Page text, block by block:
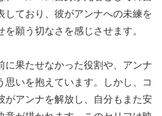
しており、彼がアンナへの未練を
願う切なさを感じさせます。
に果たせなかった役割や、アンナ
思いを抱えています。しかし、コ
がアンナを解放し、自分もまた安